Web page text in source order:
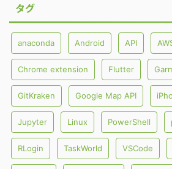
タグ
anaconda Android API
Chrome extension Flutter
GitKraken Google Map API
Jupyter Linux PowerShell
RLogin TaskWorld VSCode